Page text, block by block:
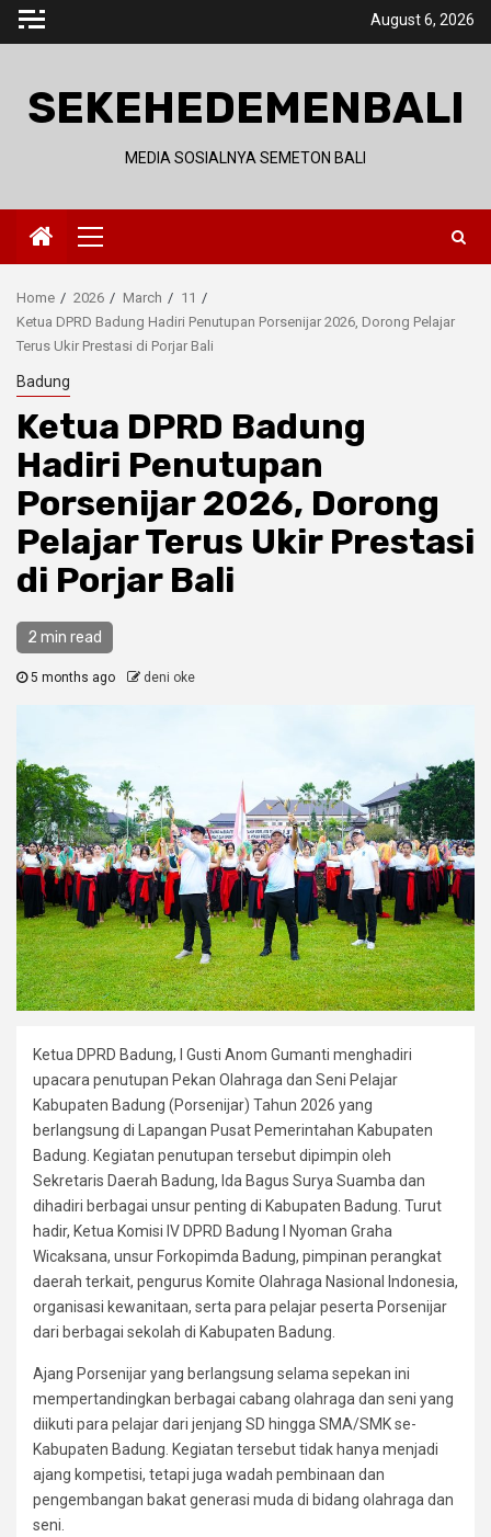
Skip
August 6, 2026
SEKEHEDEMENBALI
MEDIA SOSIALNYA SEMETON BALI
Primary
Menu
Home 2026 March
11
Ketua DPRD Badung Hadiri Penutupan Porsenijar 2026, Dorong Pelajar
Terus Ukir Prestasi di Porjar Bali
Badung
Ketua DPRD Badung
Hadiri Penutupan
Porsenijar 2026, Dorong
Pelajar Terus Ukir Prestasi
di Porjar Bali
2 min read
5 months ago deni oke
Ketua DPRD Badung, I Gusti Anom Gumanti menghadiri
upacara penutupan Pekan Olahraga dan Seni Pelajar
Kabupaten Badung (Porsenijar) Tahun 2026 yang
berlangsung di Lapangan Pusat Pemerintahan Kabupaten
Badung. Kegiatan penutupan tersebut dipimpin oleh
Sekretaris Daerah Badung, Ida Bagus Surya Suamba dan
dihadiri berbagai unsur penting di Kabupaten Badung. Turut
hadir, Ketua Komisi IV DPRD Badung I Nyoman Graha
Wicaksana, unsur Forkopimda Badung, pimpinan perangkat
daerah terkait, pengurus Komite Olahraga Nasional Indonesia,
organisasi kewanitaan, serta para pelajar peserta Porsenijar
dari berbagai sekolah di Kabupaten Badung.
Ajang Porsenijar yang berlangsung selama sepekan ini
mempertandingkan berbagai cabang olahraga dan seni yang
diikuti para pelajar dari jenjang SD hingga SMA/SMK se-
Kabupaten Badung. Kegiatan tersebut tidak hanya menjadi
ajang kompetisi, tetapi juga wadah pembinaan dan
pengembangan bakat generasi muda di bidang olahraga dan
seni.